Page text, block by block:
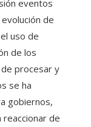
eventos
de
uso de
de los
procesar y
se ha
gobiernos,
reaccionar de